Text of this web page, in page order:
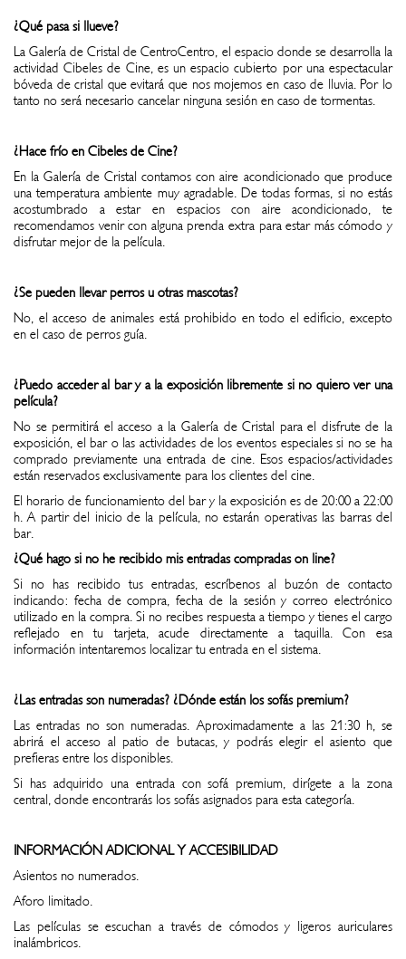
¿Qué pasa si llueve?
La Galería de Cristal de CentroCentro, el espacio donde se desarrolla la
actividad Cibeles de Cine, es un espacio cubierto por una espectacular
bóveda de cristal que evitará que nos mojemos en caso de lluvia. Por lo
tanto no será necesario cancelar ninguna sesión en caso de tormentas.
¿Hace frío en Cibeles de Cine?
En la Galería de Cristal contamos con aire acondicionado que produce
una temperatura ambiente muy agradable. De todas formas, si no estás
acostumbrado a estar en espacios con aire acondicionado, te
recomendamos venir con alguna prenda extra para estar más cómodo y
disfrutar mejor de la película.
¿Se pueden llevar perros u otras mascotas?
No, el acceso de animales está prohibido en todo el edificio, excepto
en el caso de perros guía.
¿Puedo acceder al bar y a la exposición libremente si no quiero ver una
película?
No se permitirá el acceso a la Galería de Cristal para el disfrute de la
exposición, el bar o las actividades de los eventos especiales si no se ha
comprado previamente una entrada de cine. Esos espacios/actividades
están reservados exclusivamente para los clientes del cine.
El horario de funcionamiento del bar y la exposición es de 20:00 a 22:00
h. A partir del inicio de la película, no estarán operativas las barras del
bar.
¿Qué hago si no he recibido mis entradas compradas on line?
Si no has recibido tus entradas, escríbenos al buzón de contacto
indicando: fecha de compra, fecha de la sesión y correo electrónico
utilizado en la compra. Si no recibes respuesta a tiempo y tienes el cargo
reflejado en tu tarjeta, acude directamente a taquilla. Con esa
información intentaremos localizar tu entrada en el sistema.
¿Las entradas son numeradas? ¿Dónde están los sofás premium?
Las entradas no son numeradas. Aproximadamente a las 21:30 h, se
abrirá el acceso al patio de butacas, y podrás elegir el asiento que
prefieras entre los disponibles.
Si has adquirido una entrada con sofá premium, dirígete a la zona
central, donde encontrarás los sofás asignados para esta categoría.
INFORMACIÓN ADICIONAL Y ACCESIBILIDAD
Asientos no numerados.
Aforo limitado.
Las películas se escuchan a través de cómodos y ligeros auriculares
inalámbricos.